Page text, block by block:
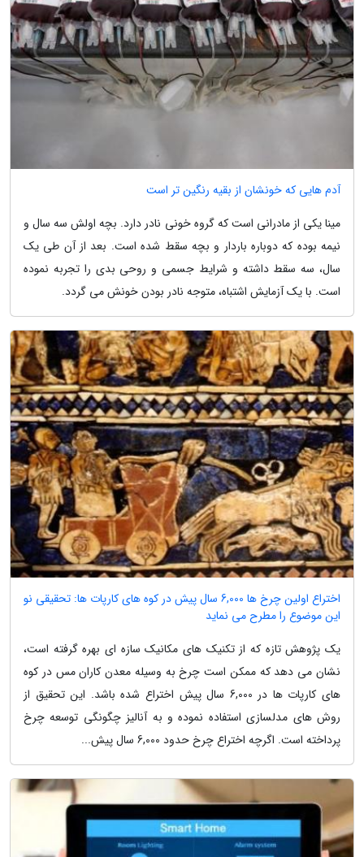
آدم هایی که خونشان از بقیه رنگین تر است
مینا یکی از مادرانی است که گروه خونی نادر دارد. بچه اولش سه سال و
نیمه بوده که دوباره باردار و بچه سقط شده است. بعد از آن طی یک
سال، سه سقط داشته و شرایط جسمی و روحی بدی را تجربه نموده
است. با یک آزمایش اشتباه، متوجه نادر بودن خونش می گردد.
اختراع اولین چرخ ها 6,000 سال پیش در کوه های کارپات ها: تحقیقی نو
این موضوع را مطرح می نماید
یک پژوهش تازه که از تکنیک های مکانیک سازه ای بهره گرفته است،
نشان می دهد که ممکن است چرخ به وسیله معدن کاران مس در کوه
های کارپات ها در 6,000 سال پیش اختراع شده باشد. این تحقیق از
روش های مدلسازی استفاده نموده و به آنالیز چگونگی توسعه چرخ
پرداخته است. اگرچه اختراع چرخ حدود 6,000 سال پیش...